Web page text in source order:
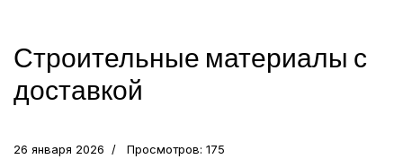
Строительные материалы с
доставкой
26 января 2026 Просмотров: 175